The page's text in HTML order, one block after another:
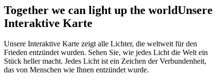
Together we can light up the worldUnsere
Interaktive Karte
Unsere Interaktive Karte zeigt alle Lichter, die weltweit für den
Frieden entzündet wurden. Sehen Sie, wie jedes Licht die Welt ein
Stück heller macht. Jedes Licht ist ein Zeichen der Verbundenheit,
das von Menschen wie Ihnen entzündet wurde.